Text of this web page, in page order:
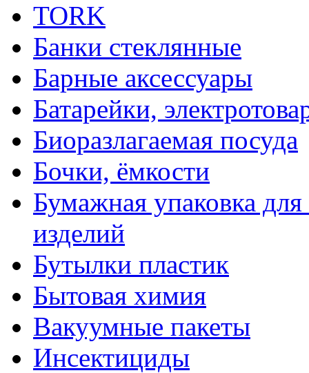
TORK
Банки стеклянные
Барные аксессуары
Батарейки,
Биоразлагаемая посуда
Бочки, ёмкости
Бумажная упаковка
изделий
Бутылки пластик
Бытовая химия
Вакуумные пакеты
Инсектициды